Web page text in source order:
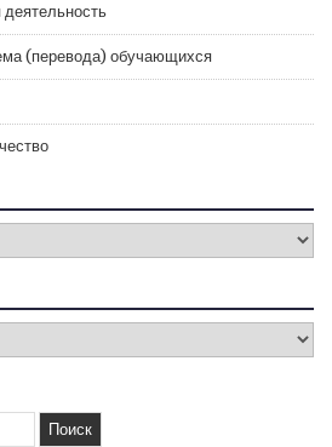
(перевода) обучающихся